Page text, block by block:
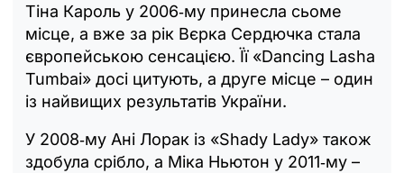
Тіна Кароль у 2006‑му принесла сьоме
місце, а вже за рік Вєрка Сердючка стала
європейською сенсацією. Її «Dancing Lasha
Tumbai» досі цитують, а друге місце – один
із найвищих результатів України.
У 2008‑му Ані Лорак із «Shady Lady» також
здобула срібло, а Міка Ньютон у 2011‑му –